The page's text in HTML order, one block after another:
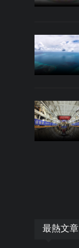
最熱文章